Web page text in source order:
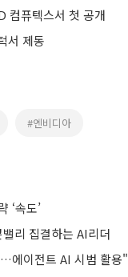
컴퓨텍스서 첫 공개
서 제동
#엔비디아
‘속도’
리 집결하는 AI리더
에이전트 AI 시범 활용"